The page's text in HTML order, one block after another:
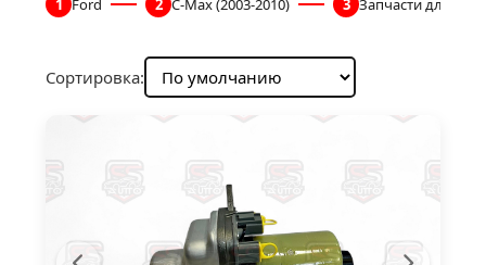
Сортировка: